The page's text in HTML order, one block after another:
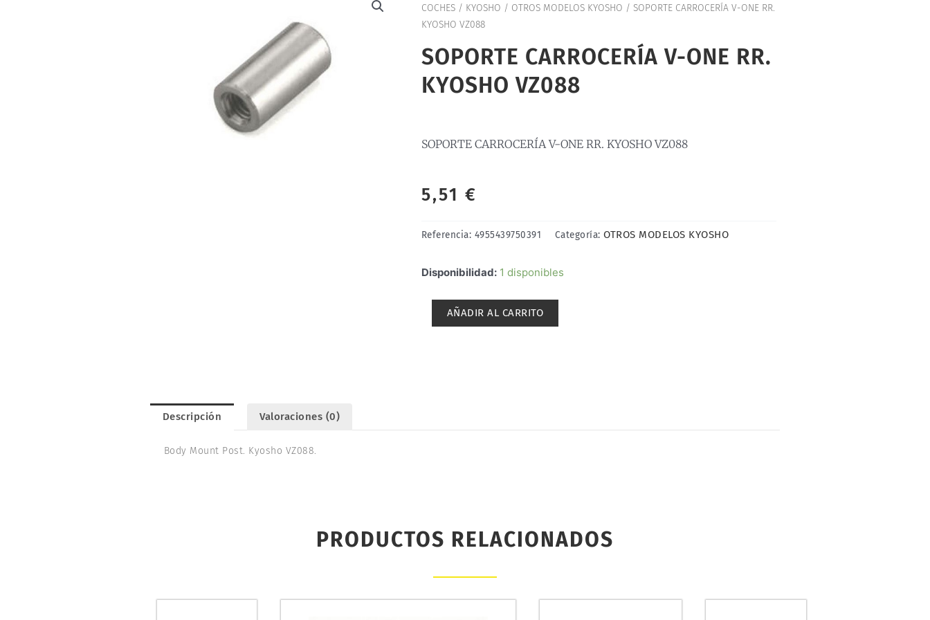
COCHES/ KYOSHO / OTROS MODELOS KYOSHO / SOPORTE CARROCERÍA V-ONE RR.
KYOSHO VZ088
SOPORTE CARROCERÍA V-ONE RR.
KYOSHO VZ088
SOPORTE CARROCERÍA V-ONE RR. KYOSHO VZ088
5,51 €
Referencia: 4955439750391 Categoría:OTROS MODELOS KYOSHO
Disponibilidad: 1 disponibles
SOPORTE
AÑADIR AL CARRITO
Descripción Valoraciones (0)
Body Mount Post. Kyosho VZ088.
PRODUCTOS RELACIONADOS